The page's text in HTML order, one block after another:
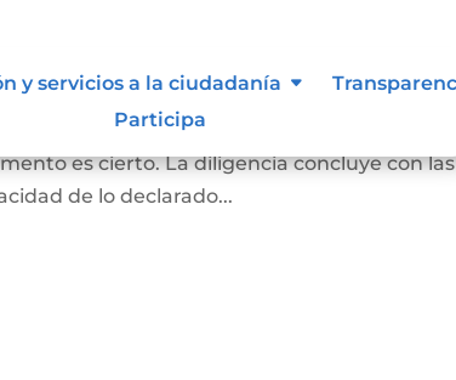
y servicios a la ciudadanía
Participa
acudir ante el notario para declarar que
es cierto. La diligencia concluye con las
de lo declarado...